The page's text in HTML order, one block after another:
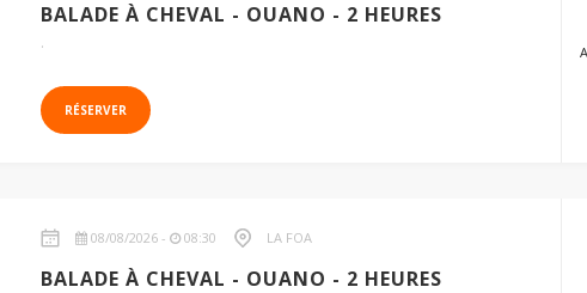
BALADE À CHEVAL - OUANO - 2 HEURES
.
RÉSERVER
08/08/2026 - 08:30 LA FOA
BALADE À CHEVAL - OUANO - 2 HEURES